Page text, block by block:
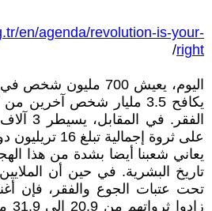
en/agenda/revolution-is-your-
right
/
اليوم، يعيش 700
يكافح 3.5 مليار شخص
الفقر.
على ثروة إجمالية تبلغ 16 تريليون دولار.
يعاني شعبنا أيضا بشدة من هذا
تاريخ البشرية. في حين أن
تحت عتبات الجوع والفقر، فإن